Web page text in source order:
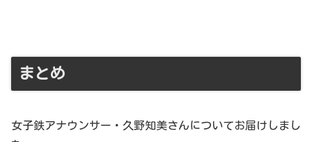
まとめ
女子鉄アナウンサー・久野知美さんについてお届けしまし